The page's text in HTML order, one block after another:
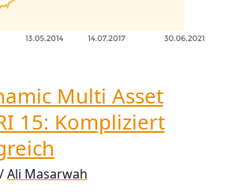
Multi Asset
15: Kompliziert
Ali Masarwah